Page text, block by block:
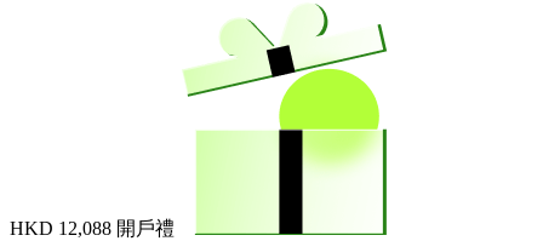
HKD 12,088 開戶禮